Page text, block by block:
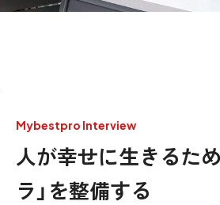
Mybestpro Interview
人が幸せに生きるた
ラ」を整備する